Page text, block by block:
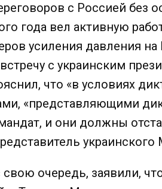
с Россией без
года вел активную
усиления давления на
с украинским
что «в условиях
«представляющими
и они должны
очередь, заявили,